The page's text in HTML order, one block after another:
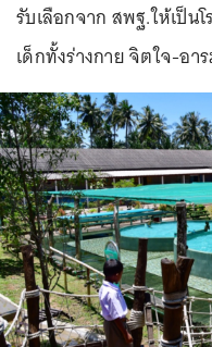
รับเลือกจาก สพฐ.ให้เป็น
เด็กทั้งร่างกาย จิตใจ-อ